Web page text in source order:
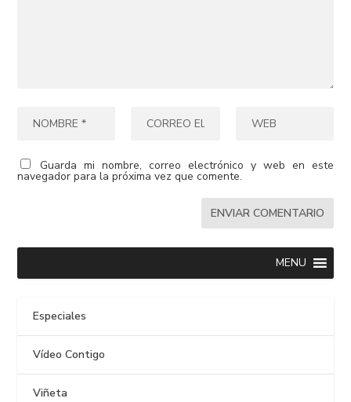
Guarda mi nombre, correo electrónico y web en este
navegador para la próxima vez que comente.
MENU
Especiales
Vídeo Contigo
Viñeta